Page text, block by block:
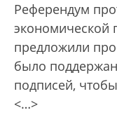
Референдум
экономической
предложили
было
подписей,
<…>